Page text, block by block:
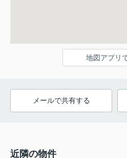
地図アプリ
メールで共有する
近隣の物件